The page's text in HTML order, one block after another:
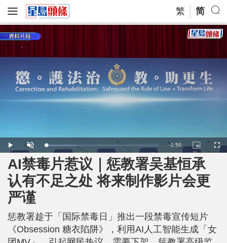
繁 简
P
l
y
U
n
m
u
t
L
o
d
d
2
7
R
e
m
n
-1:50
P
i
c
t
u
r
e
i
c
t
r
e
F
u
AI禁毒片惹议｜惩教署吴基恒承
认有不足之处 将来制作影片会更
严谨
惩教署趁于「国际禁毒日」推出一段禁毒宣传短片
《Obsession 糖衣陷阱》，利用AI人工智能生成「女